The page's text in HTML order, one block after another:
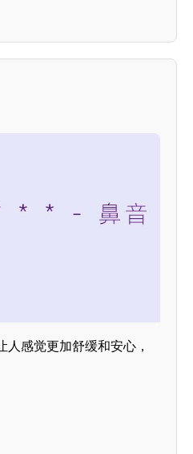
感觉更加舒缓和安心，